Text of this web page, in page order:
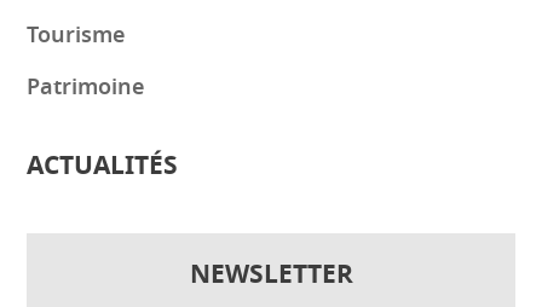
Tourisme
Patrimoine
ACTUALITÉS
NEWSLETTER